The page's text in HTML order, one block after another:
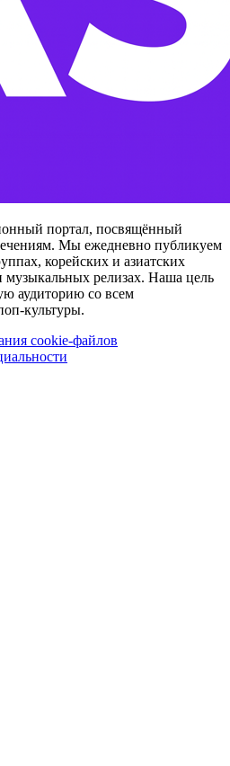
портал, посвящённый
Мы ежедневно публикуем
корейских и азиатских
музыкальных релизах. Наша цель
аудиторию со всем
культуры.
cookie-файлов